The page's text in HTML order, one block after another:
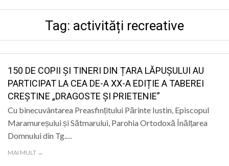
CULTURA
SANATATE
SPORT
SPECIAL
POLITIC
LIFE
Tag: activități recreative
150 DE COPII ȘI TINERI DIN ȚARA LĂPUȘULUI AU
PARTICIPAT LA CEA DE-A XX-A EDIȚIE A TABEREI
CREȘTINE „DRAGOSTE ȘI PRIETENIE”
Cu binecuvântarea Preasfințitului Părinte Iustin, Episcopul
Maramureșului și Sătmarului, Parohia Ortodoxă Înălțarea
Domnului din Tg.…
MAI MULT →